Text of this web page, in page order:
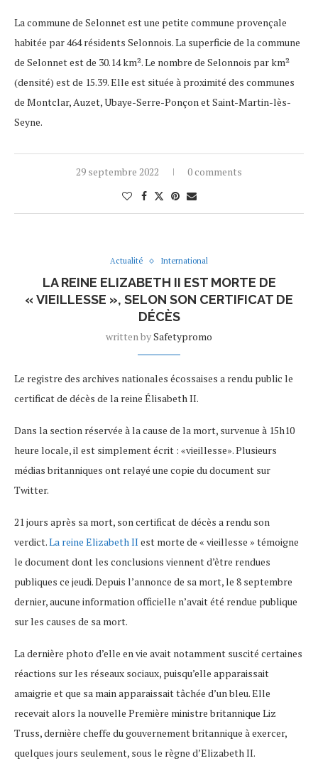
La commune de Selonnet est une petite commune provençale
habitée par 464 résidents Selonnois. La superficie de la commune
de Selonnet est de 30.14 km². Le nombre de Selonnois par km²
(densité) est de 15.39. Elle est située à proximité des communes
de Montclar, Auzet, Ubaye-Serre-Ponçon et Saint-Martin-lès-
Seyne.
29 septembre 2022 0 comments
Actualité International
LA REINE ELIZABETH II EST MORTE DE
« VIEILLESSE », SELON SON CERTIFICAT DE
DÉCÈS
written bySafetypromo
Le registre des archives nationales écossaises a rendu public le
certificat de décès de la reine Élisabeth II.
Dans la section réservée à la cause de la mort, survenue à 15h10
heure locale, il est simplement écrit : «vieillesse». Plusieurs
médias britanniques ont relayé une copie du document sur
Twitter.
21 jours après sa mort, son certificat de décès a rendu son
verdict.La reine Elizabeth II est morte de « vieillesse » témoigne
le document dont les conclusions viennent d’être rendues
publiques ce jeudi. Depuis l’annonce de sa mort, le 8 septembre
dernier, aucune information officielle n’avait été rendue publique
sur les causes de sa mort.
La dernière photo d’elle en vie avait notamment suscité certaines
réactions sur les réseaux sociaux, puisqu’elle apparaissait
amaigrie et que sa main apparaissait tâchée d’un bleu. Elle
recevait alors la nouvelle Première ministre britannique Liz
Truss, dernière cheffe du gouvernement britannique à exercer,
quelques jours seulement, sous le règne d’Elizabeth II.